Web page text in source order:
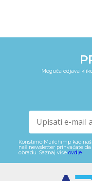
Moguća odjava
Koristimo Mailchimp kao
naš newsletter prihvaćate
obradu. Saznaj više ovdje.